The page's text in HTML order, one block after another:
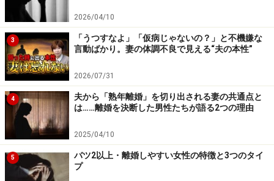
その晩、もう一度、夫婦でじっくり話し合いをしたとい
います。「夫の意思はかたく、私とは別れたいと。『息
子のことを考えるなら、こんな冷戦状態をいつまでも続
けるよりもさっさと別れたほうがいいはず。離婚して
も、父親と母親というお互いの役割はそれぞれ果たせば
いいのだから、一刻も早く子育てにふさわしい環境を整
えるべきではないか』とも言われてしまって。私として
は、時間をかけて説得すれば夫の心は取り戻せると思っ
ていました。ですが、夫婦でもめる時間が長引く分、息
子につらい思いをさせてしまうのだと思ったら、夫の提
2026/04/10
3
「うつすなよ」「仮病じゃないの？」と不機嫌な
言動ばかり。妻の体調不良で見える“夫の本性”
2026/07/31
4
夫から「熟年離婚」を切り出される妻の共通点と
は……離婚を決断した男性たちが語る2つの理由
2025/04/10
5
バツ2以上・離婚しやすい女性の特徴と3つのタイ
プ